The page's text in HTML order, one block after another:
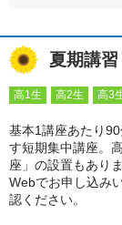
夏期講習
高1生 高2生 高3
基本1講座あたり
す短期集中講座。
座」の設置もありま
Webでお申し込み
認ください。